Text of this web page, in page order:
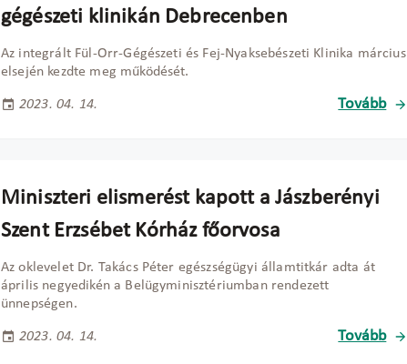
gégészeti klinikán Debrecenben
Az integrált Fül-Orr-Gégészeti és Fej-Nyaksebészeti Klinika március
elsején kezdte meg működését.
2023. 04. 14. Tovább
Miniszteri elismerést kapott a Jászberényi
Szent Erzsébet Kórház főorvosa
Az oklevelet Dr. Takács Péter egészségügyi államtitkár adta át
április negyedikén a Belügyminisztériumban rendezett
ünnepségen.
2023. 04. 14. Tovább